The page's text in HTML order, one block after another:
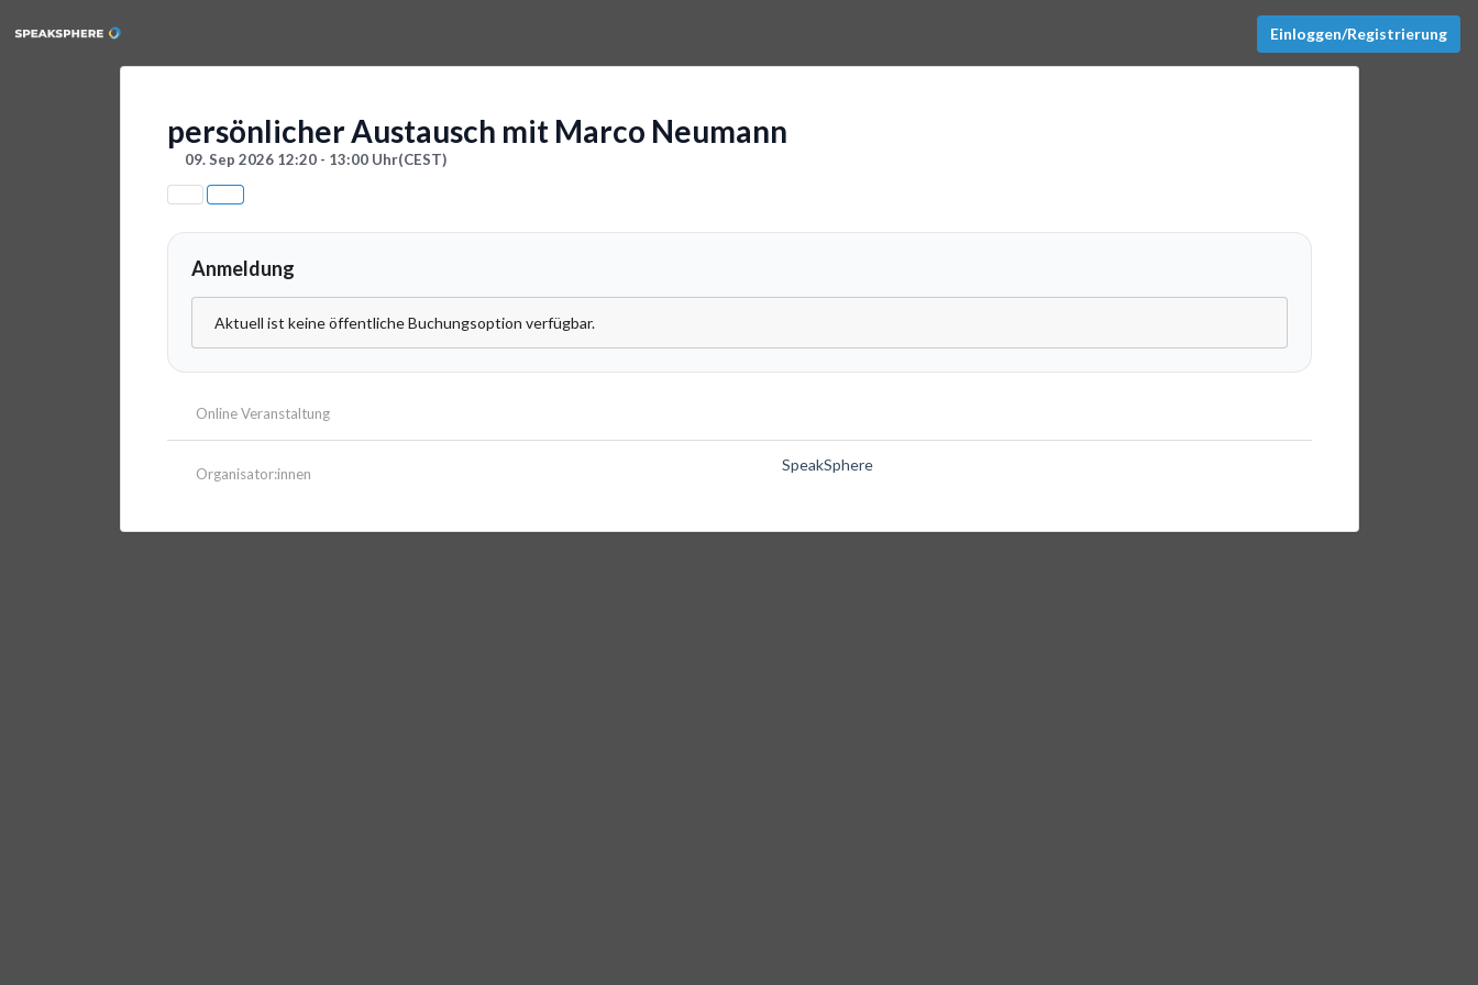
Einloggen/Registrierung
persönlicher Austausch mit Marco Neumann
09. Sep 2026 12:20 - 13:00 Uhr(CEST)
Anmeldung
Aktuell ist keine öffentliche Buchungsoption verfügbar.
Online Veranstaltung
Organisator:innen SpeakSphere